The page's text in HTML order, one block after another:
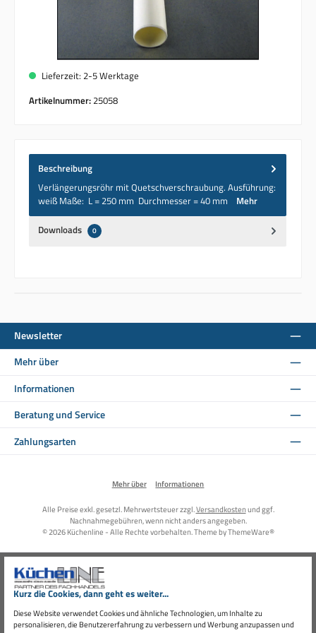
Kurz die Cookies, dann geht es weiter...
Diese Website verwendet Cookies und ähnliche Technologien, um Inhalte zu
personalisieren, die Benutzererfahrung zu verbessern und Werbung anzupassen und
Lieferzeit: 2-5 Werktage
Artikelnummer:25058
Beschreibung
Verlängerungsröhr mit Quetschverschraubung. Ausführung:
weiß Maße: L = 250 mm Durchmesser = 40 mm Mehr
Downloads 0
Newsletter
Mehr über
Informationen
Beratung und Service
Zahlungsarten
Mehr über Informationen
Alle Preise exkl. gesetzl. Mehrwertsteuer zzgl.Versandkostenund ggf.
Nachnahmegebühren, wenn nicht anders angegeben.
© 2026 Küchenline - Alle Rechte vorbehalten. Theme byThemeWare®